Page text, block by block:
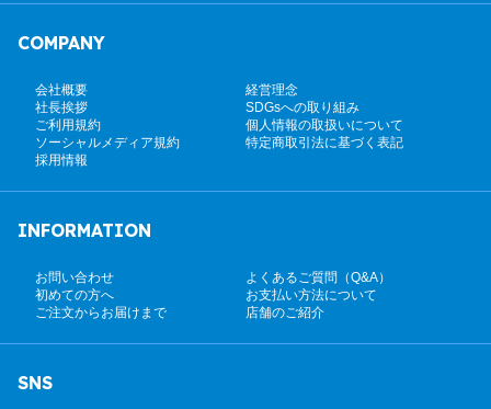
COMPANY
会社概要
経営理念
社長挨拶
SDGsへの取り組み
ご利用規約
個人情報の取扱いについて
ソーシャルメディア規約
特定商取引法に基づく表記
採用情報
INFORMATION
お問い合わせ
よくあるご質問（Q&A）
初めての方へ
お支払い方法について
ご注文からお届けまで
店舗のご紹介
SNS